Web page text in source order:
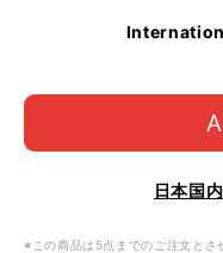
日本国
※この商品は5点までのご注文とさ